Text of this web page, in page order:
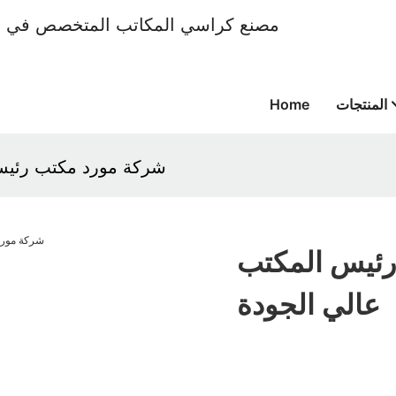
Home المنتجات
شركة مورد مكتب
المكتب
عالي الجودة